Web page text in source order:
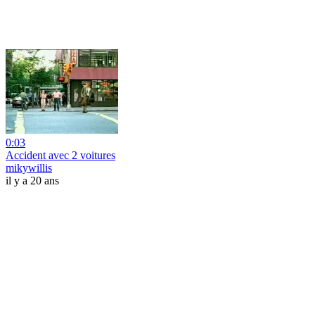
0:03
Accident avec 2 voitures
mikywillis
il y a 20 ans